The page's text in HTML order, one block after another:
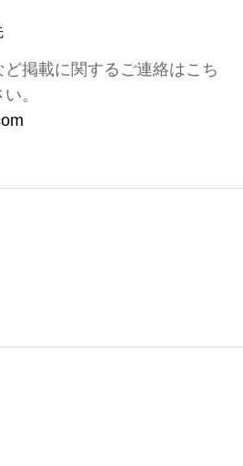
掲載に関するご連絡はこち
。